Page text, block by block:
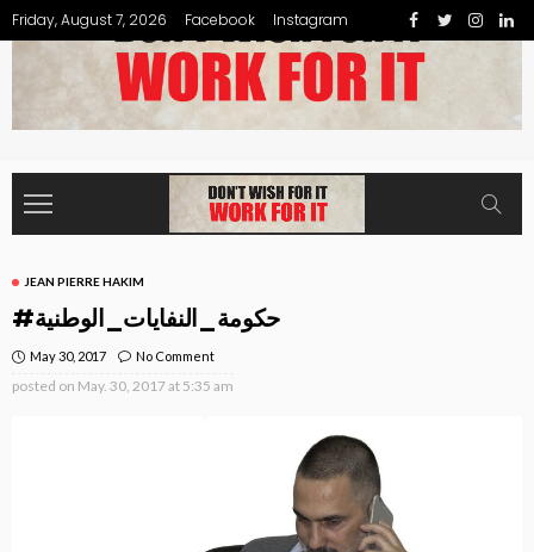
Friday, August 7, 2026 Facebook Instagram
JEAN PIERRE HAKIM
#حكومة_النفايات_الوطنية
May 30, 2017 No Comment
posted on May. 30, 2017 at 5:35 am